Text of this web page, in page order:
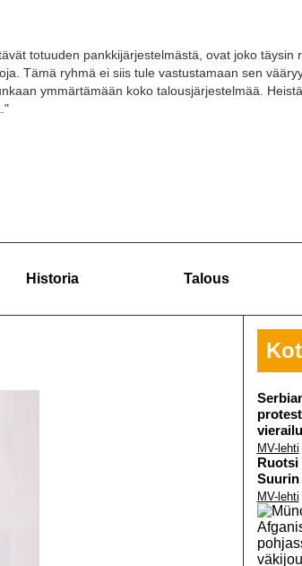
totuuden pankkijärjestelmästä, ovat joko täysin
Tämä ryhmä ei siis tule vastustamaan sen
ymmärtämään koko talousjärjestelmää.
Historia Talous
MV-lehti
Ruotsi
Suurin
MV-lehti